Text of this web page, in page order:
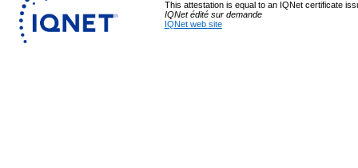
This attestation is equal to an IQNet certificate
IQNet édité sur demande
IQNet web site